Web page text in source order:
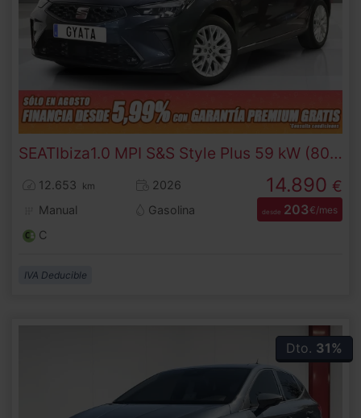
SEATIbiza 1.0 MPI S&S Style Plus 59 kW (80 CV)
12.653 km
2026
Manual
Gasolina
C
14.890 €
desde 203€/mes
IVA Deducible
Dto. 31%